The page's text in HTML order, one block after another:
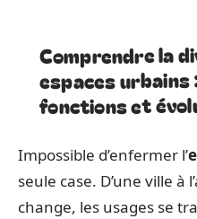
Comprendre la
espaces
fonctions et
Impossible d’enfermer l’
seule case. D’une ville à
change, les usages se